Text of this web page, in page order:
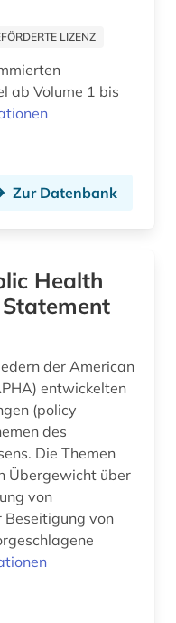
(1)
LIZENZ
ab Volume 1 bis
Zur Datenbank
Health
der American
entwickelten
(policy
des
Die Themen
Übergewicht über
von
Beseitigung von